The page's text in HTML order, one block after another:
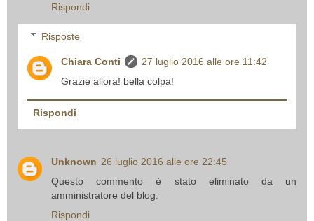
Rispondi
Risposte
Chiara Conti
27 luglio 2016 alle ore 11:42
Grazie allora! bella colpa!
Rispondi
Unknown 26 luglio 2016 alle ore 22:45
Questo commento è stato eliminato da un
amministratore del blog.
Rispondi